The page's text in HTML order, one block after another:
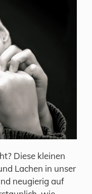
Diese kleinen
Lachen in unser
neugierig auf